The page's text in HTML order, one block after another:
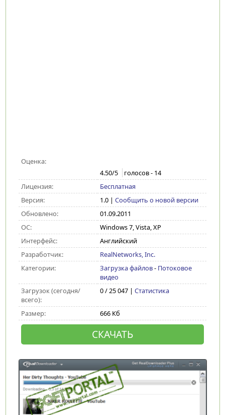
Оценка:
4.50/5 голосов - 14
Лицензия:
Бесплатная
Версия:
1.0| Сообщить о новой версии
Обновлено:
01.09.2011
ОС:
Windows 7, Vista, XP
Интерфейс:
Английский
Разработчик:
RealNetworks, Inc.
Категории:
Загрузка файлов- Потоковое
видео
Загрузок (сегодня/
всего):
0 / 25 047 | Статистика
Размер: 666 Кб
СКАЧАТЬ